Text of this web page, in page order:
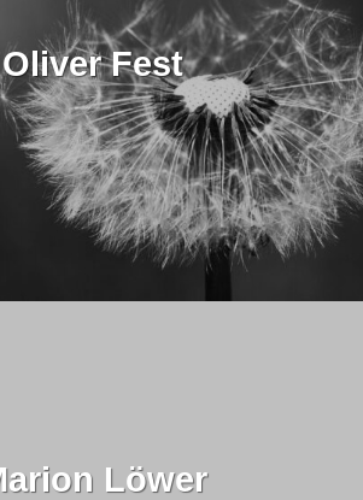
Oliver Fest
Löwer